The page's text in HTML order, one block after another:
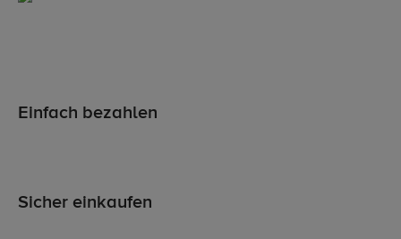
Einfach bezahlen
Sicher einkaufen